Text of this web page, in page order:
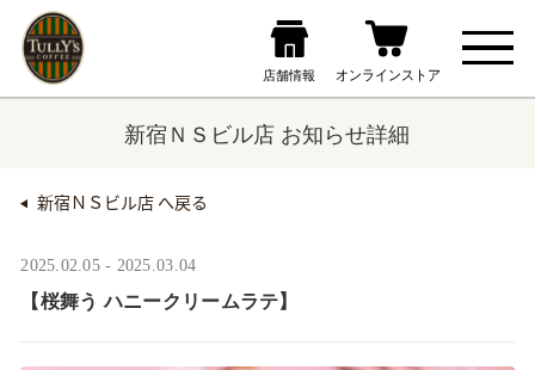
新宿ＮＳビル店 お知らせ詳細
新宿ＮＳビル店 へ戻る
2025.02.05 - 2025.03.04
【桜舞う ハニークリームラテ】